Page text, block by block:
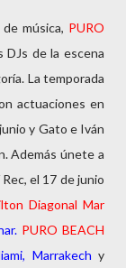
música, PURO
de la escena
La temporada
actuaciones en
y Gato e Iván
Además únete a
el 17 de junio
Diagonal Mar
PURO BEACH
Marrakechy